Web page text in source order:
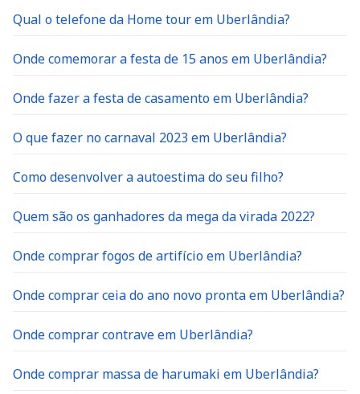
Qual o telefone da Home tour em Uberlândia?
Onde comemorar a festa de 15 anos em Uberlândia?
Onde fazer a festa de casamento em Uberlândia?
O que fazer no carnaval 2023 em Uberlândia?
Como desenvolver a autoestima do seu filho?
Quem são os ganhadores da mega da virada 2022?
Onde comprar fogos de artifício em Uberlândia?
Onde comprar ceia do ano novo pronta em Uberlândia?
Onde comprar contrave em Uberlândia?
Onde comprar massa de harumaki em Uberlândia?